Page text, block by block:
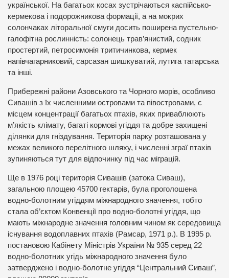
української. На багатьох косах зустрічаються каспійсько-
кермекова і подорожникова формації, а на мокрих
солончаках літоральної смуги досить поширена пустельно-
галофітна рослинність: солонець трав’янистий, содник
простертий, петросимонія тритичинкова, кермек
напівчагарниковий, сарсазан шишкуватий, лутига татарська
та інші.
Прибережні райони Азовського та Чорного морів, особливо
Сивашів з їх численними островами та півостровами, є
місцем концентрації багатьох птахів, яких приваблюють
м’якість клімату, багаті кормові угіддя та добре захищені
ділянки для гніздування. Територія парку розташована у
межах великого перелітного шляху, і численні зграї птахів
зупиняються тут для відпочинку під час міграцій.
Ще в 1976 році територія Сивашів (затока Сиваш),
загальною площею 45700 гектарів, була проголошена
водно-болотним угіддям міжнародного значення, тобто
стала об’єктом Конвенції про водно-болотні угіддя, що
мають міжнародне значення головним чином як середовища
існування водоплавних птахів (Рамсар, 1971 р.). В 1995 р.
постановою Кабінету Міністрів України № 935 серед 22
водно-болотних угідь міжнародного значення було
затверджено і водно-болотне угіддя “Центральний Сиваш”,